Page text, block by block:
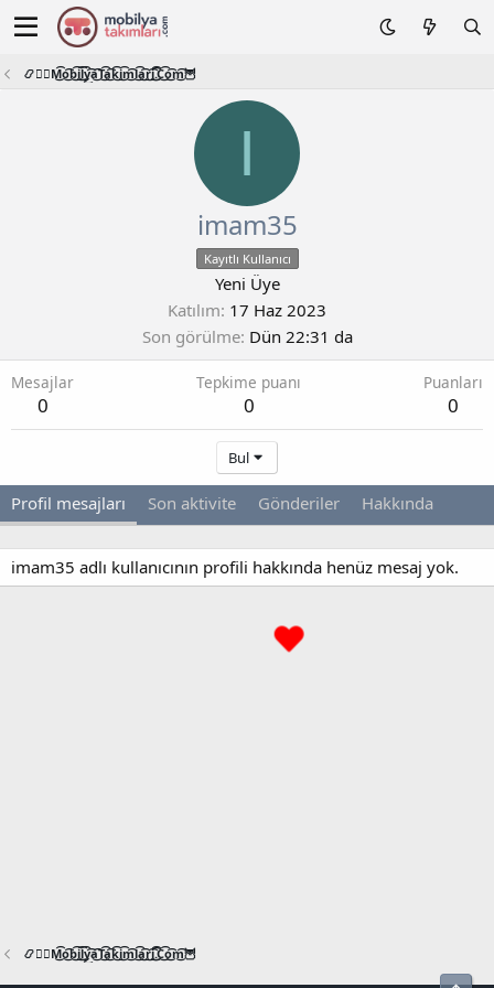
📿🧙‍♂️M͜͡o͜͡b͜͡i͜͡l͜͡y͜͡a͜͡T͜͡a͜͡k͜͡i͜͡m͜͡l͜͡a͜͡r͜͡i͜͡.͜͡C͜͡o͜͡m͜͡🦉
I
imam35
Kayıtlı Kullanıcı
Yeni Üye
Katılım 17 Haz 2023
Son görülme Dün 22:31 da
Mesajlar
0
Tepkime puanı
0
Puanları
0
Bul
Profil mesajları Son aktivite Gönderiler Hakkında
imam35 adlı kullanıcının profili hakkında henüz mesaj yok.
📿🧙‍♂️M͜͡o͜͡b͜͡i͜͡l͜͡y͜͡a͜͡T͜͡a͜͡k͜͡i͜͡m͜͡l͜͡a͜͡r͜͡i͜͡.͜͡C͜͡o͜͡m͜͡🦉